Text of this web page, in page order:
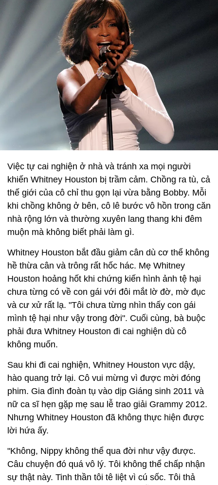
Việc tự cai nghiện ở nhà và tránh xa mọi người
khiến Whitney Houston bị trầm cảm. Chồng ra tù, cả
thế giới của cô chỉ thu gọn lại vừa bằng Bobby. Mỗi
khi chồng không ở bên, cô lê bước vô hồn trong căn
nhà rộng lớn và thường xuyên lang thang khi đêm
muộn mà không biết phải làm gì.
Whitney Houston bắt đầu giảm cân dù cơ thể không
hề thừa cân và trông rất hốc hác. Mẹ Whitney
Houston hoảng hốt khi chứng kiến hình ảnh tệ hại
chưa từng có về con gái với đôi mắt lờ đờ, mờ đục
và cư xử rất lạ. "Tôi chưa từng nhìn thấy con gái
mình tệ hại như vậy trong đời". Cuối cùng, bà buộc
phải đưa Whitney Houston đi cai nghiện dù cô
không muốn.
Sau khi đi cai nghiện, Whitney Houston vực dậy,
hào quang trở lại. Cô vui mừng vì được mời đóng
phim. Gia đình đoàn tụ vào dịp Giáng sinh 2011 và
nữ ca sĩ hẹn gặp mẹ sau lễ trao giải Grammy 2012.
Nhưng Whitney Houston đã không thực hiện được
lời hứa ấy.
"Không, Nippy không thể qua đời như vậy được.
Câu chuyện đó quá vô lý. Tôi không thể chấp nhận
sự thật này. Tinh thần tôi tê liệt vì cú sốc. Tôi thả